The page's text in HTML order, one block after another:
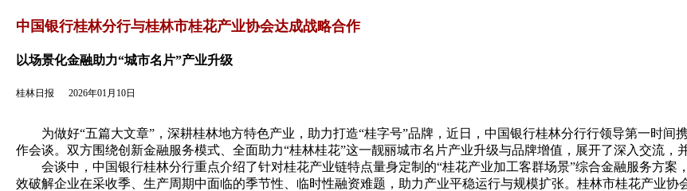
中国银行桂林分行与桂林市桂花产业协会达成战略合作
以场景化金融助力“城市名片”产业升级
桂林日报 2026年01月10日
为做好“五篇大文章”，深耕桂林地方特色产业，助力打造“桂字号”品牌，近日，中国银行桂林分行行领导第一时间
作会谈。双方围绕创新金融服务模式、全面助力“桂林桂花”这一靓丽城市名片产业升级与品牌增值，展开了深入交流，
会谈中，中国银行桂林分行重点介绍了针对桂花产业链特点量身定制的“桂花产业加工客群场景”综合金融服务方案
效破解企业在采收季、生产周期中面临的季节性、临时性融资难题，助力产业平稳运行与规模扩张。桂林市桂花产业